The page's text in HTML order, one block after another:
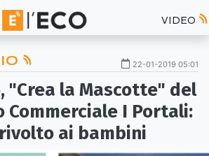
VIDEO
22-01-2019 05:01
"Crea la Mascotte" del
Commerciale I Portali:
ai bambini